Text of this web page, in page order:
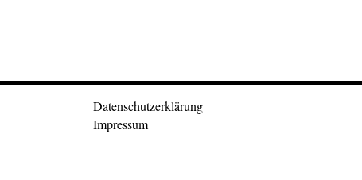
Datenschutzerklärung
Impressum